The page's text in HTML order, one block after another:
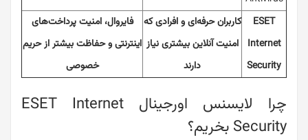
ESET
Internet
Security
کاربران حرفه‌ای و افرادی که
امنیت آنلاین بیشتری نیاز
دارند
فایروال، امنیت پرداخت‌های
اینترنتی و حفاظت بیشتر از حریم
خصوصی
چرا لایسنس اورجینال ESET Internet
Security بخریم؟